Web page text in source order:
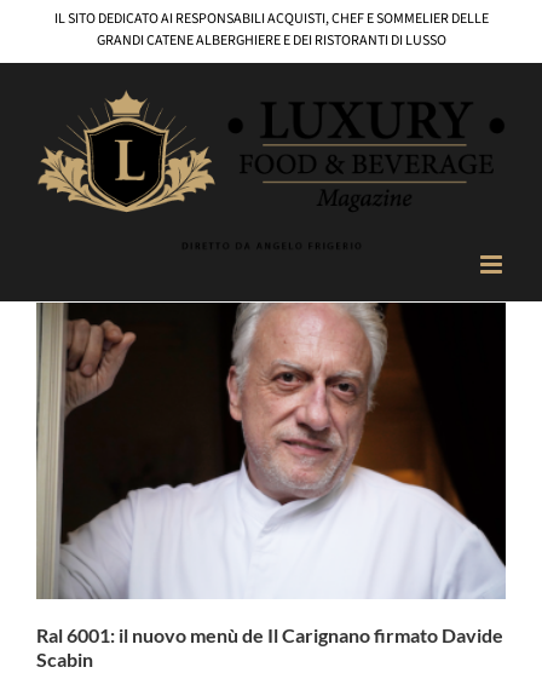
contenuto
IL SITO DEDICATO AI RESPONSABILI ACQUISTI, CHEF E SOMMELIER DELLE
GRANDI CATENE ALBERGHIERE E DEI RISTORANTI DI LUSSO
Ral 6001: il nuovo menù de Il Carignano firmato Davide
Scabin